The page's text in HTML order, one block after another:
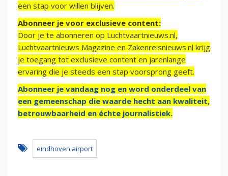
een stap voor willen blijven.
Abonneer je voor exclusieve content:
Door je te abonneren op Luchtvaartnieuws.nl,
Luchtvaartnieuws Magazine en Zakenreisnieuws.nl krijg
je toegang tot exclusieve content en jarenlange
ervaring die je steeds een stap voorsprong geeft.
Abonneer je vandaag nog en word onderdeel van
een gemeenschap die waarde hecht aan kwaliteit,
betrouwbaarheid en échte journalistiek.
eindhoven airport